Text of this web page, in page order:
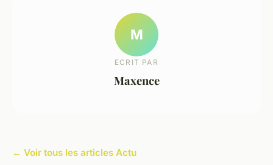
M
ECRIT PAR
Maxence
← Voir tous les articles Actu